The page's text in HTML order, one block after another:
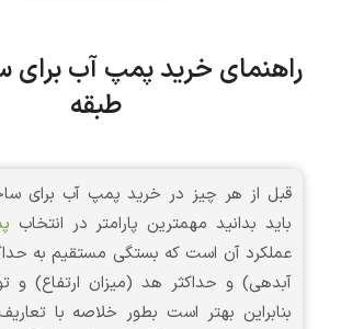
طبقه
باید بدانید مهمترین پارامتر در انتخاب
عملکرد آن است که بستگی مستقیم به
آبدهی) و حداکثر هد (میزان ارتفاع) و
بنابراین بهتر است بطور خلاصه با